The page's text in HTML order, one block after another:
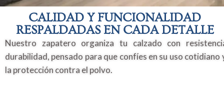
CALIDAD Y FUNCIONALIDAD
RESPALDADAS EN CADA DETALLE
Nuestro zapatero organiza tu calzado con
durabilidad, pensado para que confíes en su uso cotidiano
la protección contra el polvo.